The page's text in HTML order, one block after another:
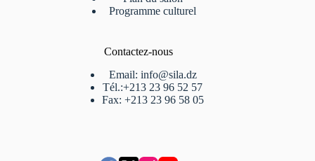
Programme culturel
Contactez-nous
Email: info@sila.dz
Tél.:+213 23 96 52 57
Fax: +213 23 96 58 05